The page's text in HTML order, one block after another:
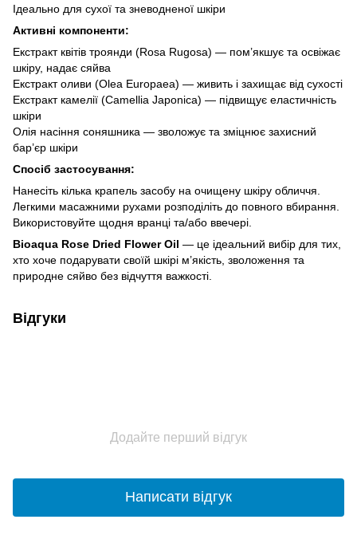
Ідеально для сухої та зневодненої шкіри
Активні компоненти:
Екстракт квітів троянди (Rosa Rugosa) — пом’якшує та освіжає
шкіру, надає сяйва
Екстракт оливи (Olea Europaea) — живить і захищає від сухості
Екстракт камелії (Camellia Japonica) — підвищує еластичність
шкіри
Олія насіння соняшника — зволожує та зміцнює захисний
бар’єр шкіри
Спосіб застосування:
Нанесіть кілька крапель засобу на очищену шкіру обличчя.
Легкими масажними рухами розподіліть до повного вбирання.
Використовуйте щодня вранці та/або ввечері.
Bioaqua Rose Dried Flower Oil — це ідеальний вибір для тих,
хто хоче подарувати своїй шкірі м’якість, зволоження та
природне сяйво без відчуття важкості.
Відгуки
Додайте перший відгук
Написати відгук